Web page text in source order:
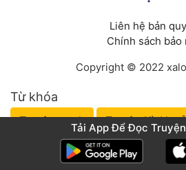
Liên hệ bản
Chính sách bảo
Copyright © 2022
Từ khóa
Truyện tranh Truyện Kỳ
Truyện Võ Hiệp Truyện Mưu
Tải App Để Đọc